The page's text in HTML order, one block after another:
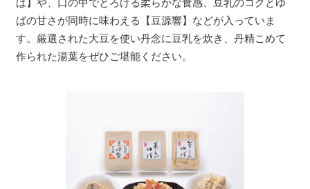
ば】や、口の中でとろける柔らかな食感、豆乳のコクとゆ
ばの甘さが同時に味わえる【豆源響】などが入っていま
す。厳選された大豆を使い丹念に豆乳を炊き、丹精こめて
作られた湯葉をぜひご堪能ください。